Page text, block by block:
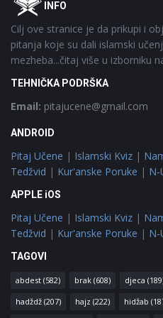
INFO
Cilj ove stranice je da prikupi i
pitanja koje su dali islamski
mezheba...čitaj više u izborniku
TEHNIČKA PODRŠKA
Email: pitajucene@gmail.com
ANDROID
Pitaj Učene | Islamski Kviz |
Tedžvid | Kur'anske Poruke | N-
APPLE iOS
Pitaj Učene | Islamski Kviz |
Tedžvid | Kur'anske Poruke | N-
TAGOVI
abdest (582) brak (608) djeca
hadždž (207) hajz (222) hidžab